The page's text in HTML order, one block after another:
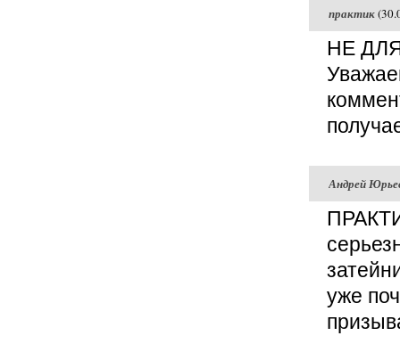
практик
НЕ
Андрей
уже